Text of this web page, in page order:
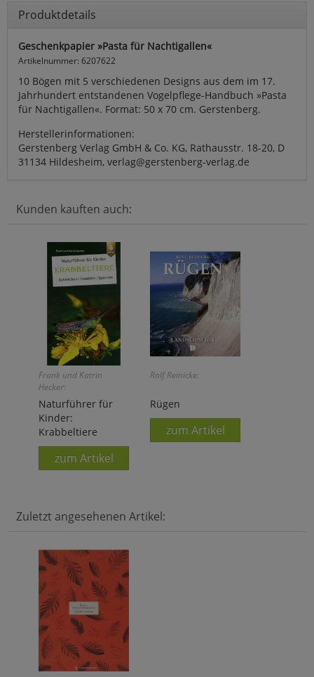
Produktdetails
Geschenkpapier »Pasta für Nachtigallen«
Artikelnummer: 6207622
10 Bögen mit 5 verschiedenen Designs aus dem im 17.
Jahrhundert entstandenen Vogelpflege-Handbuch »Pasta
für Nachtigallen«. Format: 50 x 70 cm. Gerstenberg.
Herstellerinformationen:
Gerstenberg Verlag GmbH & Co. KG, Rathausstr. 18-20, D
31134 Hildesheim, verlag@gerstenberg-verlag.de
Kunden kauften auch:
Frank und Katrin
Hecker:
Naturführer für
Kinder:
Krabbeltiere
zum Artikel
Rolf Reinicke:
Rügen
zum Artikel
Zuletzt angesehenen Artikel: